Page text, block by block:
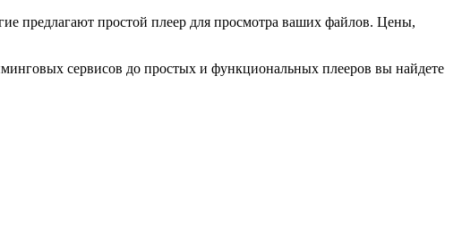
предлагают простой плеер для просмотра ваших файлов. Цены,
сервисов до простых и функциональных плееров вы найдете